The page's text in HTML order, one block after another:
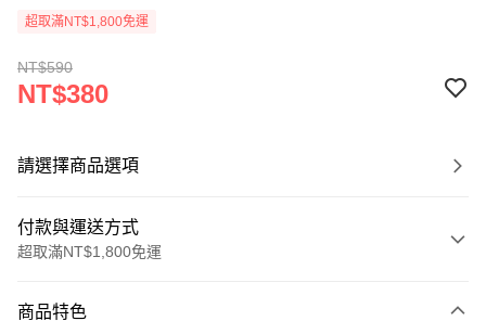
超取滿NT$1,800免運
NT$590
NT$380
請選擇商品選項
付款與運送方式
超取滿NT$1,800免運
信用卡一次付款
商品特色